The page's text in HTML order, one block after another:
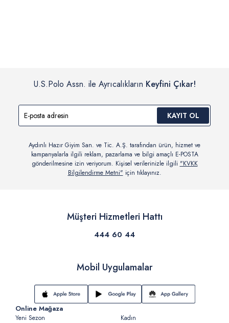
U.S.Polo Assn. ile Ayrıcalıkların Keyfini Çıkar!
KAYIT OL
Aydınlı Hazır Giyim San. ve Tic. A.Ş. tarafından ürün, hizmet ve
kampanyalarla ilgili reklam, pazarlama ve bilgi amaçlı E-POSTA
gönderilmesine izin veriyorum. Kişisel verilerinizle ilgili "KVKK
Bilgilendirme Metni" için tıklayınız.
Müşteri Hizmetleri Hattı
444 60 44
Mobil Uygulamalar
Online Mağaza
Yeni Sezon
Kadın